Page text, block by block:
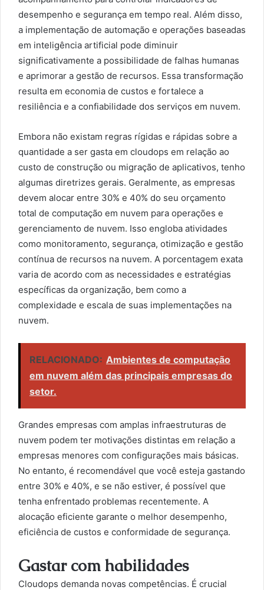
desempenho e segurança em tempo real. Além disso,
a implementação de automação e operações baseadas
em inteligência artificial pode diminuir
significativamente a possibilidade de falhas humanas
e aprimorar a gestão de recursos. Essa transformação
resulta em economia de custos e fortalece a
resiliência e a confiabilidade dos serviços em nuvem.
Embora não existam regras rígidas e rápidas sobre a
quantidade a ser gasta em cloudops em relação ao
custo de construção ou migração de aplicativos, tenho
algumas diretrizes gerais. Geralmente, as empresas
devem alocar entre 30% e 40% do seu orçamento
total de computação em nuvem para operações e
gerenciamento de nuvem. Isso engloba atividades
como monitoramento, segurança, otimização e gestão
contínua de recursos na nuvem. A porcentagem exata
varia de acordo com as necessidades e estratégias
específicas da organização, bem como a
complexidade e escala de suas implementações na
nuvem.
RELACIONADO: Ambientes de computação
em nuvem além das principais empresas do
setor.
Grandes empresas com amplas infraestruturas de
nuvem podem ter motivações distintas em relação a
empresas menores com configurações mais básicas.
No entanto, é recomendável que você esteja gastando
entre 30% e 40%, e se não estiver, é possível que
tenha enfrentado problemas recentemente. A
alocação eficiente garante o melhor desempenho,
eficiência de custos e conformidade de segurança.
Gastar com habilidades
Cloudops demanda novas competências. É crucial